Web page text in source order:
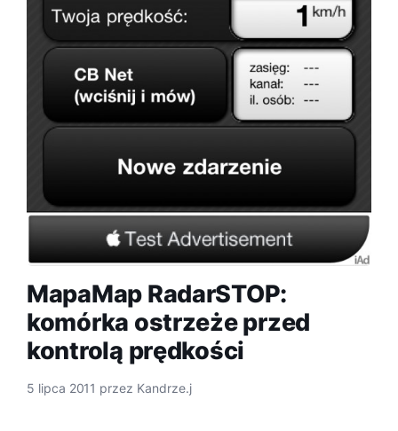
MapaMap RadarSTOP:
komórka ostrzeże przed
kontrolą prędkości
5 lipca 2011 przez Kandrze.j